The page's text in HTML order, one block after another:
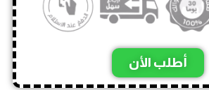
أطلب الأن